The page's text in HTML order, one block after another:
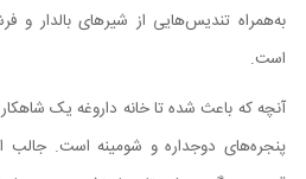
به‌همراه تندیس‌هایی از شیرهای بالدار و
است.
آنچه که باعث شده تا خانه داروغه یک
پنجره‌های دوجداره و شومینه است. جالب